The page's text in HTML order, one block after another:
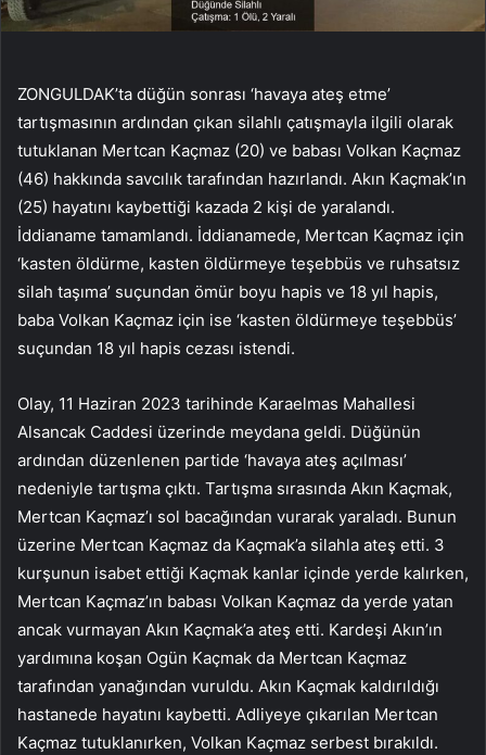
ZONGULDAK’ta düğün sonrası ‘havaya ateş etme’
tartışmasının ardından çıkan silahlı çatışmayla ilgili olarak
tutuklanan Mertcan Kaçmaz (20) ve babası Volkan Kaçmaz
(46) hakkında savcılık tarafından hazırlandı. Akın Kaçmak’ın
(25) hayatını kaybettiği kazada 2 kişi de yaralandı.
İddianame tamamlandı. İddianamede, Mertcan Kaçmaz için
‘kasten öldürme, kasten öldürmeye teşebbüs ve ruhsatsız
silah taşıma’ suçundan ömür boyu hapis ve 18 yıl hapis,
baba Volkan Kaçmaz için ise ‘kasten öldürmeye teşebbüs’
suçundan 18 yıl hapis cezası istendi.
Olay, 11 Haziran 2023 tarihinde Karaelmas Mahallesi
Alsancak Caddesi üzerinde meydana geldi. Düğünün
ardından düzenlenen partide ‘havaya ateş açılması’
nedeniyle tartışma çıktı. Tartışma sırasında Akın Kaçmak,
Mertcan Kaçmaz’ı sol bacağından vurarak yaraladı. Bunun
üzerine Mertcan Kaçmaz da Kaçmak’a silahla ateş etti. 3
kurşunun isabet ettiği Kaçmak kanlar içinde yerde kalırken,
Mertcan Kaçmaz’ın babası Volkan Kaçmaz da yerde yatan
ancak vurmayan Akın Kaçmak’a ateş etti. Kardeşi Akın’ın
yardımına koşan Ogün Kaçmak da Mertcan Kaçmaz
tarafından yanağından vuruldu. Akın Kaçmak kaldırıldığı
hastanede hayatını kaybetti. Adliyeye çıkarılan Mertcan
Kaçmaz tutuklanırken, Volkan Kaçmaz serbest bırakıldı.